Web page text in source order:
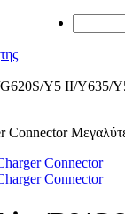
Y5 II/Y635/